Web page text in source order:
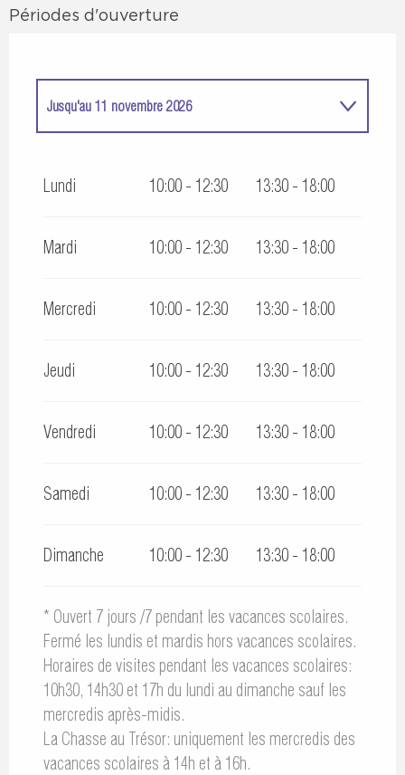
Périodes d'ouverture
Jusqu'au 11 novembre 2026
Lundi 10:00 - 12:30 13:30 - 18:00
Mardi 10:00 - 12:30 13:30 - 18:00
Mercredi 10:00 - 12:30 13:30 - 18:00
Jeudi 10:00 - 12:30 13:30 - 18:00
Vendredi 10:00 - 12:30 13:30 - 18:00
Samedi 10:00 - 12:30 13:30 - 18:00
Dimanche 10:00 - 12:30 13:30 - 18:00
* Ouvert 7 jours /7 pendant les vacances scolaires.
Fermé les lundis et mardis hors vacances scolaires.
Horaires de visites pendant les vacances scolaires:
10h30, 14h30 et 17h du lundi au dimanche sauf les
mercredis après-midis.
La Chasse au Trésor: uniquement les mercredis des
vacances scolaires à 14h et à 16h.